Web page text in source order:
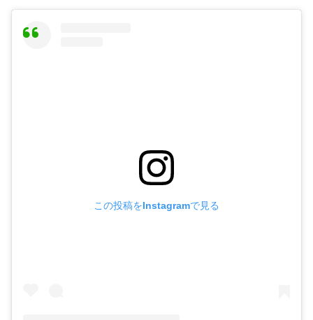
この投稿をInstagramで見る